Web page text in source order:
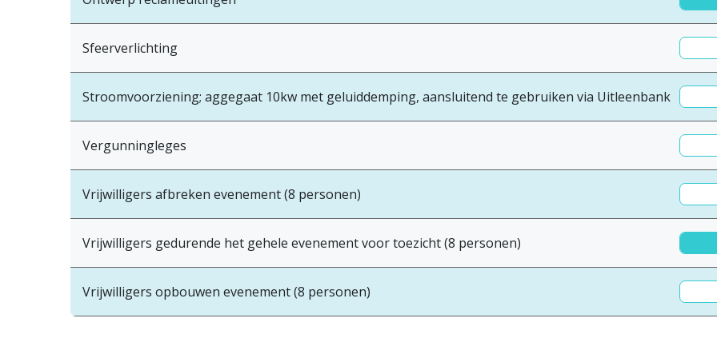
Sfeerverlichting
Stroomvoorziening; aggegaat 10kw met geluiddemping, aansluitend te gebruiken via Uitleenbank
Vergunningleges
Vrijwilligers afbreken evenement (8 personen)
Vrijwilligers gedurende het gehele evenement voor toezicht (8 personen)
Vrijwilligers opbouwen evenement (8 personen)